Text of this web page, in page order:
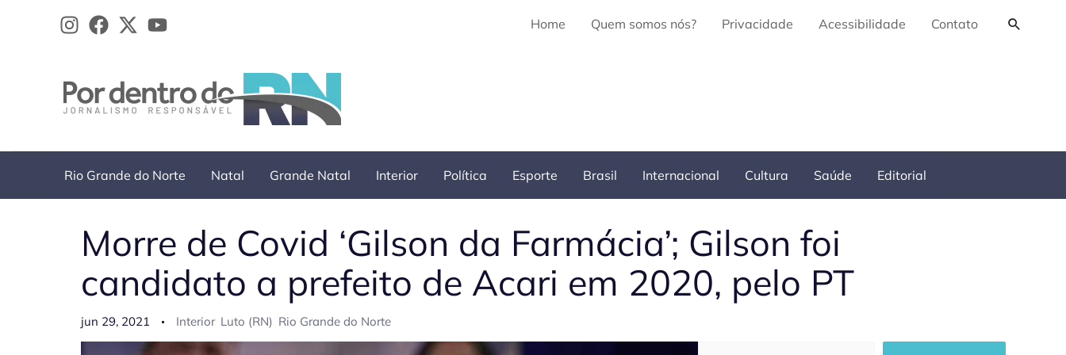
Home Quem somos nós? Privacidade Acessibilidade Contato
Rio Grande do Norte Natal Grande Natal Interior Política Esporte Brasil Internacional Cultura Saúde Editorial
Morre de Covid ‘Gilson da Farmácia’; Gilson foi
candidato a prefeito de Acari em 2020, pelo PT
jun 29, 2021 Interior Luto (RN) Rio Grande do Norte